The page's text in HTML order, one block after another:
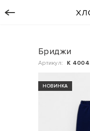
Бриджи
Артикул: К
НОВИНКА